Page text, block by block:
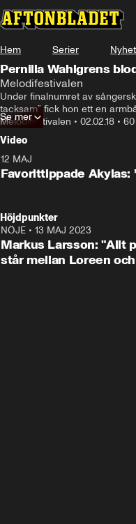
Hem Serier
Pernilla Wahlgrens
Melodifestivalen
Under finalnumret av
tacksam" fick hon ett en
Melodifestivalen • 02.02.18 •
Se mer
Video
12 MAJ
Favorittippade Akylas:
Höjdpunkter
NÖJE • 13 MAJ 2023
Markus Larsson: "Allt
står mellan Loreen